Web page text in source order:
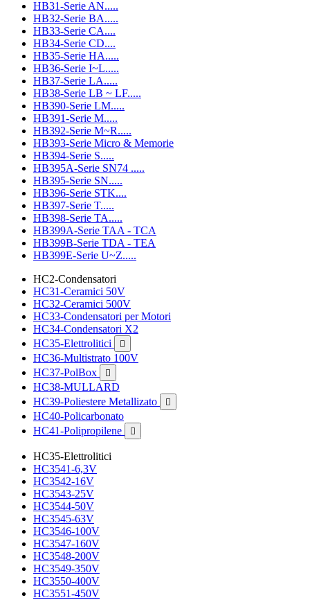
HB31-Serie AN.....
HB32-Serie BA.....
HB33-Serie CA....
HB34-Serie CD....
HB35-Serie HA.....
HB36-Serie I~L.....
HB37-Serie LA.....
HB38-Serie LB ~ LF.....
HB390-Serie LM.....
HB391-Serie M.....
HB392-Serie M~R.....
HB393-Serie Micro & Memorie
HB394-Serie S.....
HB395A-Serie SN74 .....
HB395-Serie SN.....
HB396-Serie STK....
HB397-Serie T.....
HB398-Serie TA.....
HB399A-Serie TAA - TCA
HB399B-Serie TDA - TEA
HB399E-Serie U~Z.....
HC2-Condensatori
HC31-Ceramici 50V
HC32-Ceramici 500V
HC33-Condensatori per Motori
HC34-Condensatori X2
HC35-Elettrolitici

HC36-Multistrato 100V
HC37-PolBox

HC38-MULLARD
HC39-Poliestere Metallizato

HC40-Policarbonato
HC41-Polipropilene

HC35-Elettrolitici
HC3541-6,3V
HC3542-16V
HC3543-25V
HC3544-50V
HC3545-63V
HC3546-100V
HC3547-160V
HC3548-200V
HC3549-350V
HC3550-400V
HC3551-450V